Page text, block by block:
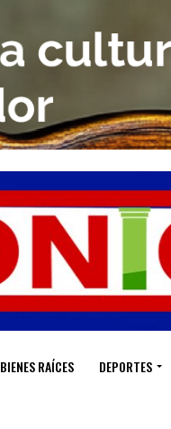
BIENES RAÍCES DEPORTES